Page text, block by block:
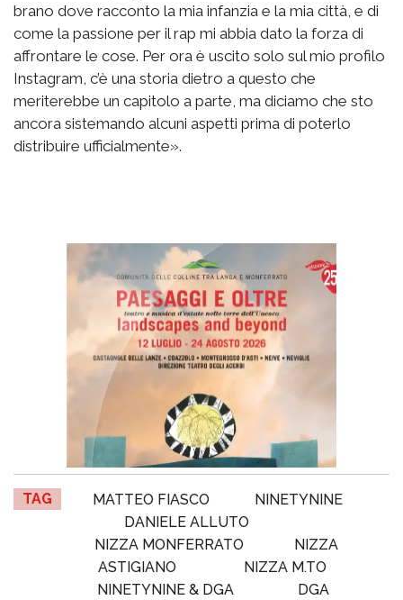
brano dove racconto la mia infanzia e la mia città, e di
come la passione per il rap mi abbia dato la forza di
affrontare le cose. Per ora è uscito solo sul mio profilo
Instagram, c’è una storia dietro a questo che
meriterebbe un capitolo a parte, ma diciamo che sto
ancora sistemando alcuni aspetti prima di poterlo
distribuire ufficialmente».
TAG MATTEO FIASCO
NINETYNINE
DANIELE ALLUTO
NIZZA MONFERRATO
NIZZA
ASTIGIANO
NIZZA M.TO
NINETYNINE & DGA
DGA